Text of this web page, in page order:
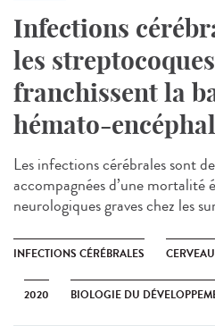
Infections
les
franchissent la
hémato-
Les infections cérébrales sont
accompagnées d’une mortalité
neurologiques graves chez les
INFECTIONS CÉRÉBRALES CERVEAU
2020 BIOLOGIE DU